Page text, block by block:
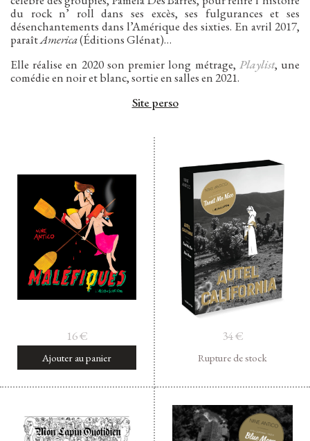
du rock n’ roll dans ses excès, ses fulgurances et ses
désenchantements dans l’Amérique des sixties. En avril 2017,
paraîtAmerica(Éditions Glénat)…
Elle réalise en 2020 son premier long métrage, Playlist, une
comédie en noir et blanc, sortie en salles en 2021.
Site perso
16€
Ajouter au panier
34€
Rupture de stock